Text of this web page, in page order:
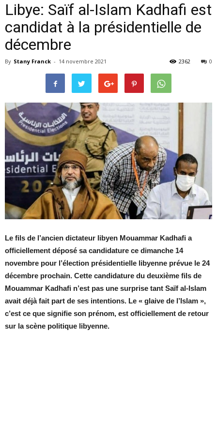
Libye: Saïf al-Islam Kadhafi est
candidat à la présidentielle de
décembre
By Stany Franck - 14 novembre 2021 0
2362
Le fils de l’ancien dictateur libyen Mouammar Kadhafi a
officiellement déposé sa candidature ce dimanche 14
novembre pour l’élection présidentielle libyenne prévue le 24
décembre prochain. Cette candidature du deuxième fils de
Mouammar Kadhafi n’est pas une surprise tant Saïf al-Islam
avait déjà fait part de ses intentions. Le « glaive de l’Islam »,
c’est ce que signifie son prénom, est officiellement de retour
sur la scène politique libyenne.